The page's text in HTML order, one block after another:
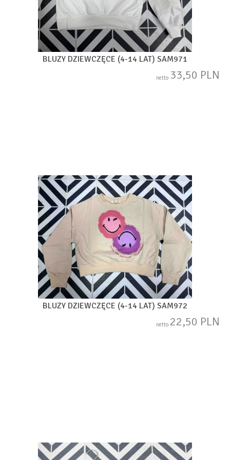
BLUZY DZIEWCZĘCE (4-14 LAT) SAM971
netto 33,50 PLN
BLUZY DZIEWCZĘCE (4-14 LAT) SAM972
netto 22,50 PLN